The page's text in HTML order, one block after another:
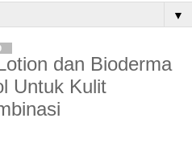
▼
dan Bioderma
Untuk Kulit